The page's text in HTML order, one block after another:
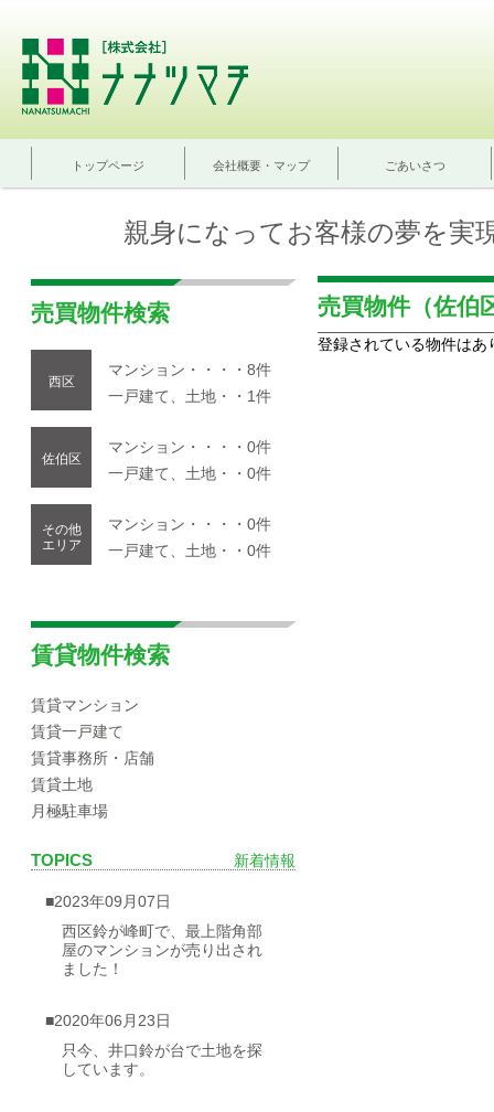
トップページ 会社概要・マップ ごあいさつ
親身になってお客様の夢を実
売買物件検索
西区
マンション・・・・8件
一戸建て、土地・・1件
佐伯区
マンション・・・・0件
一戸建て、土地・・0件
その他
エリア
マンション・・・・0件
一戸建て、土地・・0件
賃貸物件検索
賃貸マンション
賃貸一戸建て
賃貸事務所・店舗
賃貸土地
月極駐車場
TOPICS 新着情報
■2023年09月07日
西区鈴が峰町で、最上階角部
屋のマンションが売り出され
ました！
■2020年06月23日
只今、井口鈴が台で土地を探
しています。
売買物件（佐伯
登録されている物件はあ